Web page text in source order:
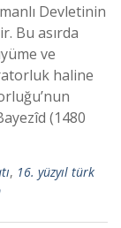
Devletinin
Bu asırda
ve
haline
(1480
, 16. yüzyıl türk